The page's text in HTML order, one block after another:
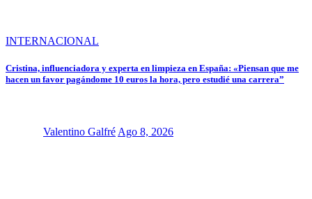
INTERNACIONAL
Cristina, influenciadora y experta en limpieza en España: «Piensan que me
hacen un favor pagándome 10 euros la hora, pero estudié una carrera”
Valentino Galfré Ago 8, 2026